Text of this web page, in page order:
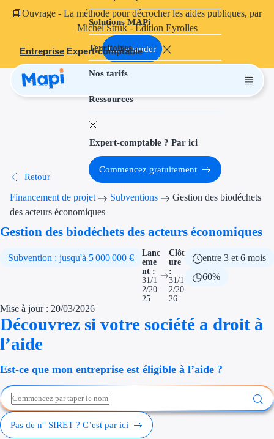
📘Ouvrage - La méthode pour décrocher les aides publiques, par
Michel Struk - Édition Eyrolles
Commander
Entreprise Expert-comptable
Solutions MAPi
Territoires
Nos tarifs
Ressources
Projets finançables
Aides à
Aides
Thématiques
Financement
Transition
Création
Cession
Expert-comptable ? Par ici
Commencez gratuitement
Retour
Financement de projet Subventions
Gestion des biodéchets
des acteurs économiques
Gestion des biodéchets des acteurs économiques
Subvention : jusqu'à 5 000 000 €
Lanc
eme
nt :
31/1
2/20
25
Clôt
ure
:
31/1
2/20
26
entre 3 et 6 mois
60%
Mise à jour : 20/03/2026
Découvrez si votre société a droit à
l’aide
Est-ce que mon entreprise est éligible à l’aide ?
Pas de n° SIRET ? C’est par ici